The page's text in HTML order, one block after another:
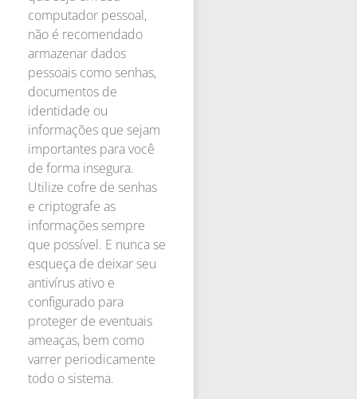
computador pessoal,
não é recomendado
armazenar dados
pessoais como senhas,
documentos de
identidade ou
informações que sejam
importantes para você
de forma insegura.
Utilize cofre de senhas
e criptografe as
informações sempre
que possível. E nunca se
esqueça de deixar seu
antivírus ativo e
configurado para
proteger de eventuais
ameaças, bem como
varrer periodicamente
todo o sistema.